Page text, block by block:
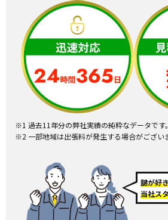
※1 過去11年分の弊社実績の純粋なデータです。
※2 一部地域は出張料が発生する場合がござい
鍵が好
当社ス